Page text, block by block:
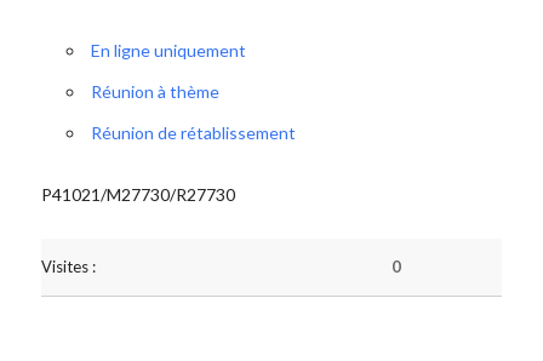
En ligne uniquement
Réunion à thème
Réunion de rétablissement
P41021/M27730/R27730
Visites : 0